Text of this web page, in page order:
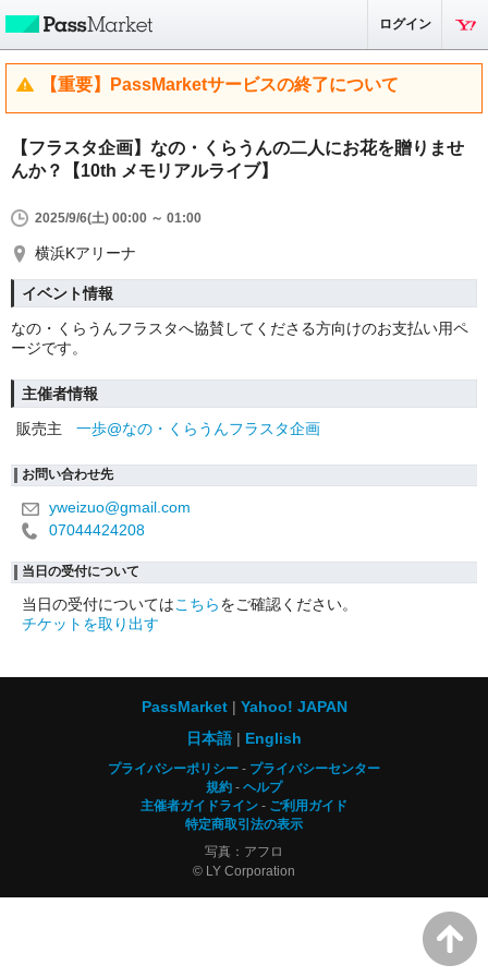
ログイン
【重要】PassMarketサービスの終了について
【フラスタ企画】なの・くらうんの二人にお花を贈りませ
んか？【10th メモリアルライブ】
2025/9/6(土) 00:00 ～ 01:00
横浜Kアリーナ
イベント情報
なの・くらうんフラスタへ協賛してくださる方向けのお支払い用ペ
ージです。
主催者情報
販売主
一歩@なの・くらうんフラスタ企画
お問い合わせ先
yweizuo@gmail.com
07044424208
当日の受付について
当日の受付についてはこちらをご確認ください。
チケットを取り出す
PassMarket
Yahoo! JAPAN
日本語
English
プライバシーポリシー
プライバシーセンター
規約
ヘルプ
主催者ガイドライン
ご利用ガイド
特定商取引法の表示
写真：アフロ
© LY Corporation